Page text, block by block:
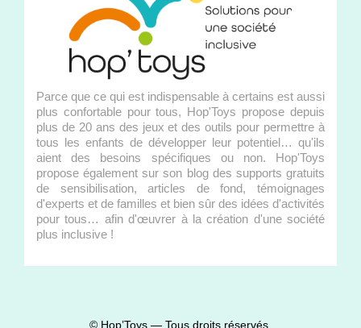
Parce que ce qui est indispensable à certains est aussi
plus confortable pour tous, Hop'Toys propose depuis
plus de 20 ans des jeux et des outils pour permettre à
tous les enfants de développer leur potentiel… qu'ils
aient des besoins spécifiques ou non. Hop'Toys
propose également sur son blog des supports gratuits
de sensibilisation, articles de fond, témoignages
d'experts et de familles et bien sûr des idées d'activités
pour tous… afin d'œuvrer à la création d'une société
plus inclusive !
© Hop’Toys — Tous droits réservés.